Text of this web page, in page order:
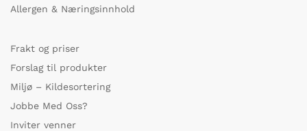
Allergen & Næringsinnhold
Frakt og priser
Forslag til produkter
Miljø – Kildesortering
Jobbe Med Oss?
Inviter venner